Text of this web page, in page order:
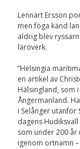
Lennart Ersson
men föga känd
aldrig blev
läroverk.
”Helsingia
en artikel av
Hälsingland, som
Ångermanland.
i Selånger utanför
dagens
som under 200 år
igenom ortnamn